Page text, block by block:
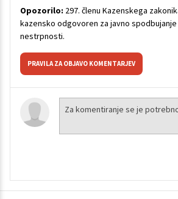
Opozorilo: 297. členu Kazenskega
kazensko odgovoren za javno
nestrpnosti.
PRAVILA ZA OBJAVO KOMENTARJEV